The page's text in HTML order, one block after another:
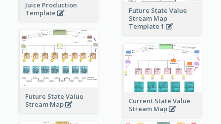
Juice Production
Template
Future State Value
Stream Map
Template 1
Future State Value
Stream Map
Current State Value
Stream Map